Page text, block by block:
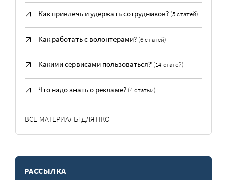
Как привлечь и удержать сотрудников? (5 статей)
Как работать с волонтерами? (6 статей)
Какими сервисами пользоваться? (14 статей)
Что надо знать о рекламе? (4 статьи)
ВСЕ МАТЕРИАЛЫ ДЛЯ НКО
РАССЫЛКА